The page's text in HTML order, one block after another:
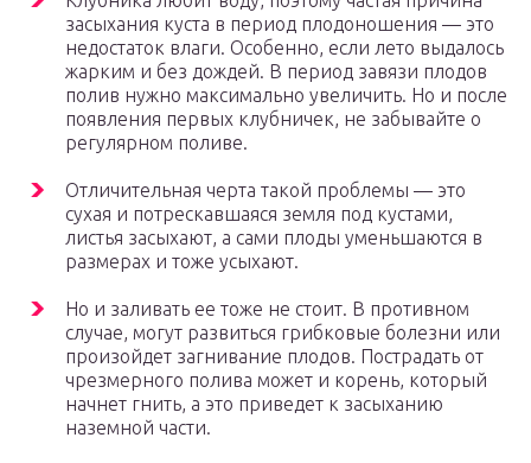
засыхания куста в период плодоношения — это
недостаток влаги. Особенно, если лето выдалось
жарким и без дождей. В период завязи плодов
полив нужно максимально увеличить. Но и после
появления первых клубничек, не забывайте о
регулярном поливе.
Отличительная черта такой проблемы — это
сухая и потрескавшаяся земля под кустами,
листья засыхают, а сами плоды уменьшаются в
размерах и тоже усыхают.
Но и заливать ее тоже не стоит. В противном
случае, могут развиться грибковые болезни или
произойдет загнивание плодов. Пострадать от
чрезмерного полива может и корень, который
начнет гнить, а это приведет к засыханию
наземной части.